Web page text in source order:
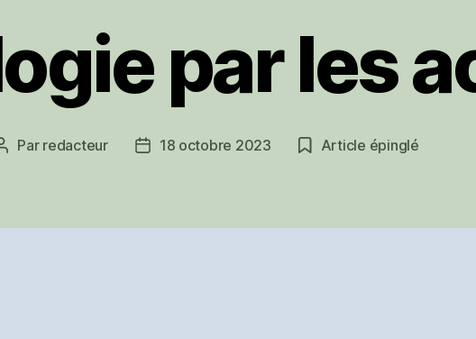
par les
Auteur
Par redacteur
Date18 octobre 2023 Article épinglé